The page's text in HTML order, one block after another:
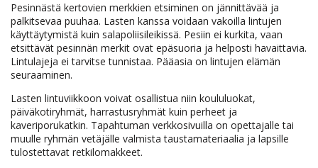
Pesinnästä kertovien merkkien etsiminen on jännittävää ja
palkitsevaa puuhaa. Lasten kanssa voidaan vakoilla lintujen
käyttäytymistä kuin salapoliisileikissä. Pesiin ei kurkita, vaan
etsittävät pesinnän merkit ovat epäsuoria ja helposti havaittavia.
Lintulajeja ei tarvitse tunnistaa. Pääasia on lintujen elämän
seuraaminen.
Lasten lintuviikkoon voivat osallistua niin koululuokat,
päiväkotiryhmät, harrastusryhmät kuin perheet ja
kaveriporukatkin. Tapahtuman verkkosivuilla on opettajalle tai
muulle ryhmän vetäjälle valmista taustamateriaalia ja lapsille
tulostettavat retkilomakkeet.